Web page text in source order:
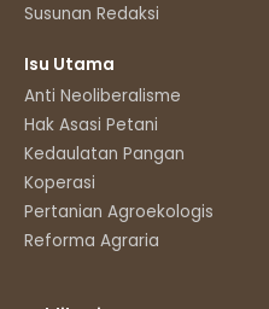
Susunan Redaksi
Isu Utama
Anti Neoliberalisme
Hak Asasi Petani
Kedaulatan Pangan
Koperasi
Pertanian Agroekologis
Reforma Agraria